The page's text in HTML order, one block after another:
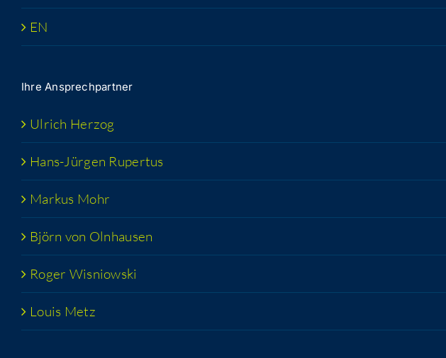
EN
Ihre Ansprech­part­ner
Ulrich Her­zog
Hans-Jür­­gen Rupertus
Mar­kus Mohr
Björn von Olnhausen
Roger Wis­niow­ski
Lou­is Metz